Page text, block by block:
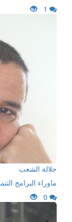
جلالة الشعب
ماوراء البرامج